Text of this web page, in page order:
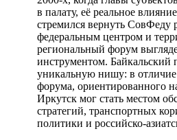
в палату, её реальное
стремился вернуть СовФеду
федеральным центром и
региональный форум
инструментом. Байкальский
уникальную нишу: в отличие
форума, ориентированного
Иркутск мог стать местом
стратегий, транспортных
политики и российско-